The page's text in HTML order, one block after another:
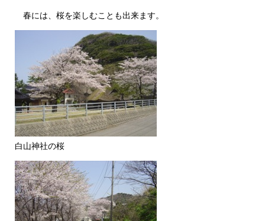
春には、桜を楽しむことも出来ます。
白山神社の桜